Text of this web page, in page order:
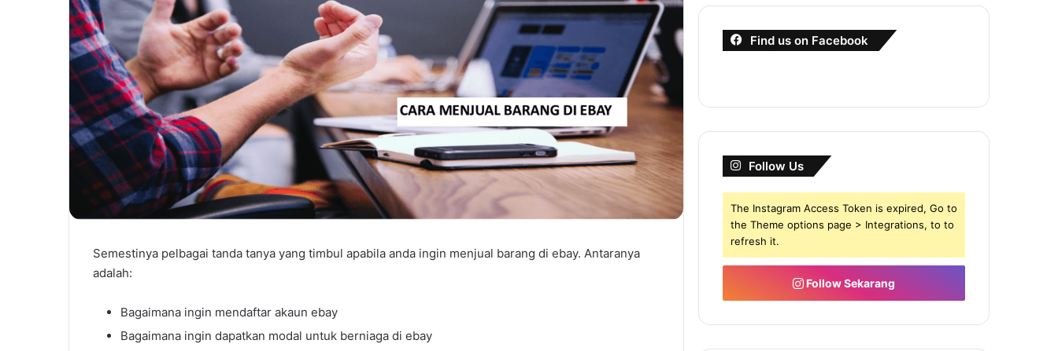
Semestinya pelbagai tanda tanya yang timbul apabila anda ingin menjual barang di ebay. Antaranya
adalah:
Bagaimana ingin mendaftar akaun ebay
Bagaimana ingin dapatkan modal untuk berniaga di ebay
Find us on Facebook
Follow Us
The Instagram Access Token is expired, Go to
the Theme options page > Integrations, to to
refresh it.
Follow Sekarang